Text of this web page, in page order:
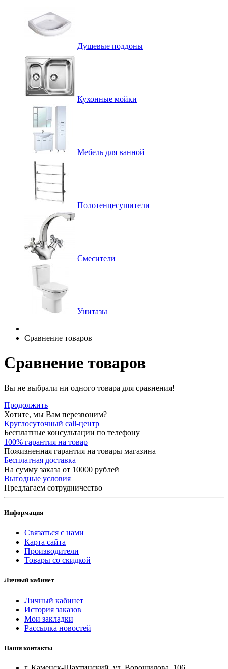
Душевые поддоны
Кухонные мойки
Мебель для ванной
Полотенцесушители
Смесители
Унитазы
Сравнение товаров
Сравнение товаров
Вы не выбрали ни одного товара для сравнения!
Продолжить
Хотите, мы Вам перезвоним?
Круглосуточный call-центр
Бесплатные консультации по телефону
100% гарантия на товар
Пожизненная гарантия на товары магазина
Бесплатная доставка
На сумму заказа от 10000 рублей
Выгодные условия
Предлагаем сотрудничество
Информация
Связаться с нами
Карта сайта
Производители
Товары со скидкой
Личный кабинет
Личный кабинет
История заказов
Мои закладки
Рассылка новостей
Наши контакты